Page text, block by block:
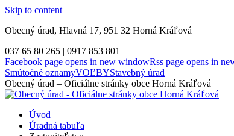
Skip to content
Obecný úrad, Hlavná 17, 951 32 Horná Kráľová
037 65 80 265 | 0917 853 801
Facebook page opens in new windowRss page opens in
Smútočné oznamyVOĽBYStavebný úrad
Obecný úrad – Oficiálne stránky obce Horná Kráľová
Úvod
Úradná tabuľa